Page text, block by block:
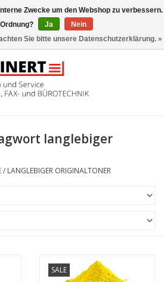
langlebiger
/ LANGLEBIGER ORIGINALTONER
SALE
Zwecke um den Webshop zu verbessern.
Ja
Nein
Sie bitte unsere Datenschutzerklärung. »